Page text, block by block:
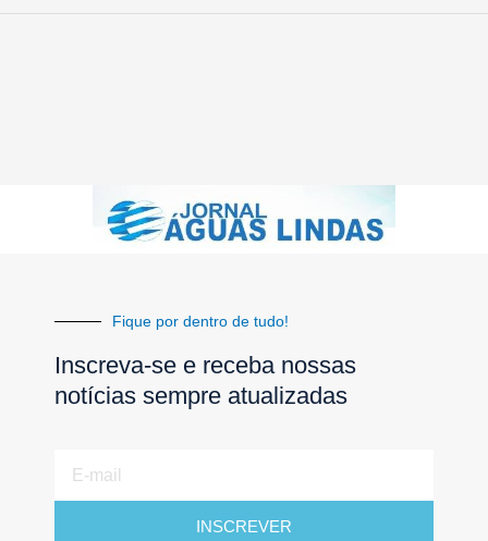
Fique por dentro de tudo!
Inscreva-se e receba nossas
notícias sempre atualizadas
mail
INSCREVER